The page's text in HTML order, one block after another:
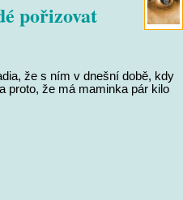
pořizovat
že s ním v dnešní době, kdy
proto, že má maminka pár kilo